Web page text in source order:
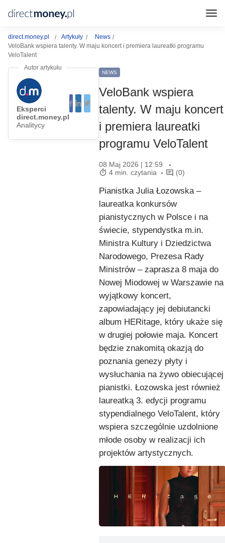
direct.money.pl Artykuły
News
VeloBank wspiera talenty. W maju koncert i premiera laureatki programu
VeloTalent
Eksperci
direct.money.pl
Analitycy
NEWS
VeloBank wspiera
talenty. W maju koncert
i premiera laureatki
programu VeloTalent
08 Maj 2026 | 12:59
4 min. czytania
(0)
Pianistka Julia Łozowska –
laureatka konkursów
pianistycznych w Polsce i na
świecie, stypendystka m.in.
Ministra Kultury i Dziedzictwa
Narodowego, Prezesa Rady
Ministrów – zaprasza 8 maja do
Nowej Miodowej w Warszawie na
wyjątkowy koncert,
zapowiadający jej debiutancki
album HERitage, który ukaże się
w drugiej połowie maja. Koncert
będzie znakomitą okazją do
poznania genezy płyty i
wysłuchania na żywo obiecującej
pianistki. Łozowska jest również
laureatką 3. edycji programu
stypendialnego VeloTalent, który
wspiera szczególnie uzdolnione
młode osoby w realizacji ich
projektów artystycznych.